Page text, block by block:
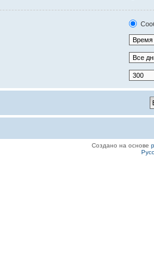
Создано на основе